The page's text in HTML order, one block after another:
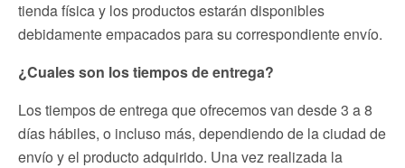
tienda física y los productos estarán disponibles
debidamente empacados para su correspondiente envío.
¿Cuales son los tiempos de entrega?
Los tiempos de entrega que ofrecemos van desde 3 a 8
días hábiles, o incluso más, dependiendo de la ciudad de
envío y el producto adquirido. Una vez realizada la